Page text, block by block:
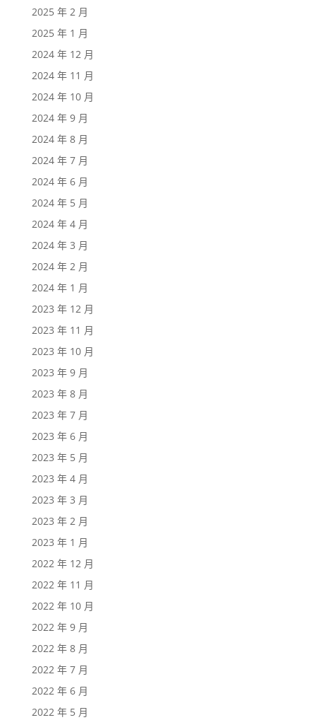
2025 年 2 月
2025 年 1 月
2024 年 12 月
2024 年 11 月
2024 年 10 月
2024 年 9 月
2024 年 8 月
2024 年 7 月
2024 年 6 月
2024 年 5 月
2024 年 4 月
2024 年 3 月
2024 年 2 月
2024 年 1 月
2023 年 12 月
2023 年 11 月
2023 年 10 月
2023 年 9 月
2023 年 8 月
2023 年 7 月
2023 年 6 月
2023 年 5 月
2023 年 4 月
2023 年 3 月
2023 年 2 月
2023 年 1 月
2022 年 12 月
2022 年 11 月
2022 年 10 月
2022 年 9 月
2022 年 8 月
2022 年 7 月
2022 年 6 月
2022 年 5 月